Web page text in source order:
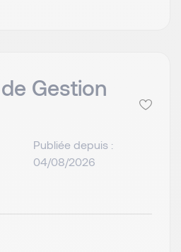
Gestion
Publiée depuis :
04/08/2026